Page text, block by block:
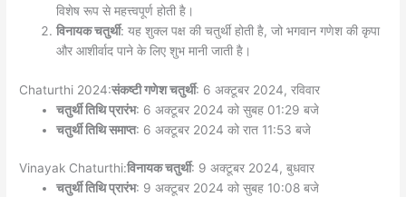
विशेष रूप से महत्त्वपूर्ण होती है।
विनायक चतुर्थी: यह शुक्ल पक्ष की चतुर्थी होती है, जो भगवान गणेश की कृपा
और आशीर्वाद पाने के लिए शुभ मानी जाती है।
Chaturthi 2024:संकष्टी गणेश चतुर्थी: 6 अक्टूबर 2024, रविवार
चतुर्थी तिथि प्रारंभ: 6 अक्टूबर 2024 को सुबह 01:29 बजे
चतुर्थी तिथि समाप्त: 6 अक्टूबर 2024 को रात 11:53 बजे
Vinayak Chaturthi:विनायक चतुर्थी: 9 अक्टूबर 2024, बुधवार
चतुर्थी तिथि प्रारंभ: 9 अक्टूबर 2024 को सुबह 10:08 बजे